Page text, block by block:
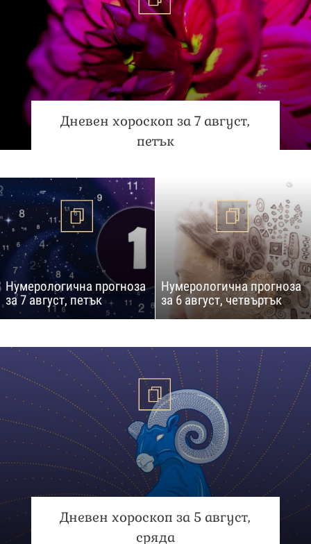
Дневен хороскоп за 7 август,
петък
Нумерологична прогноза
за 7 август, петък
Нумерологична прогноза
за 6 август, четвъртък
Дневен хороскоп за 5 август,
сряда